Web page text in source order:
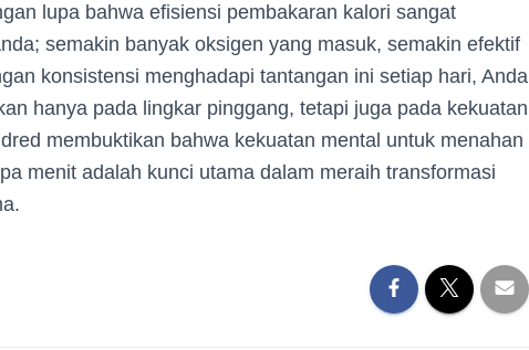
lupa bahwa efisiensi pembakaran kalori sangat
semakin banyak oksigen yang masuk, semakin efektif
konsistensi menghadapi tantangan ini setiap hari, Anda
hanya pada lingkar pinggang, tetapi juga pada kekuatan
membuktikan bahwa kekuatan mental untuk menahan
menit adalah kunci utama dalam meraih transformasi